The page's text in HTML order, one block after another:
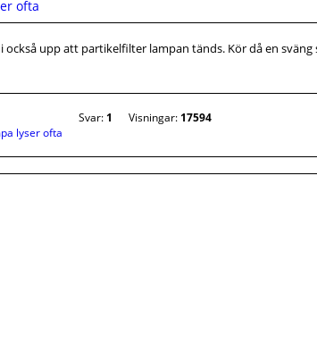
ofta
upp att partikelfilter lampan tänds. Kör då en
lyser ofta
Svar: 1 Visningar: 17594